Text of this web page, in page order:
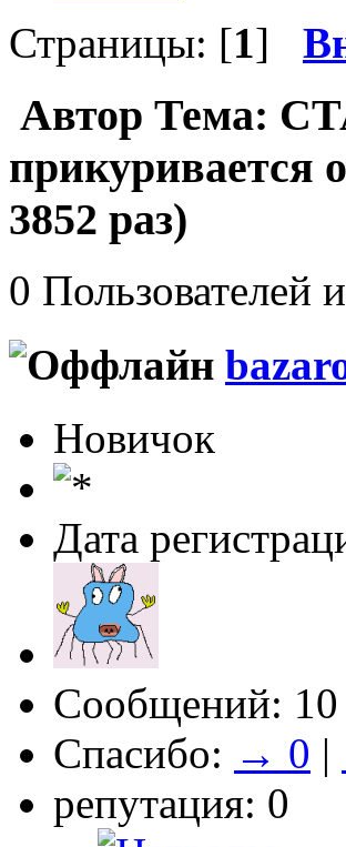
Страницы: [1]
Автор Тема:
3852 раз)
0 Пользователей
Новичок
Дата
Сообщений: 10
Спасибо: → 0 |
репутация: 0